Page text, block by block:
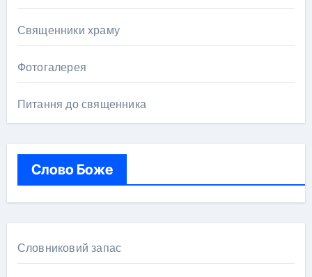
Священники храму
Фотогалерея
Питання до священника
Слово Боже
Словниковий запас